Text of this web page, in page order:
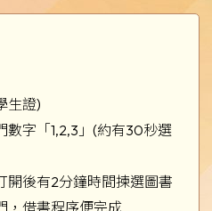
生證)
數字「1,2,3」(約有30秒選
開後有2分鐘時間揀選圖書
，借書程序便完成